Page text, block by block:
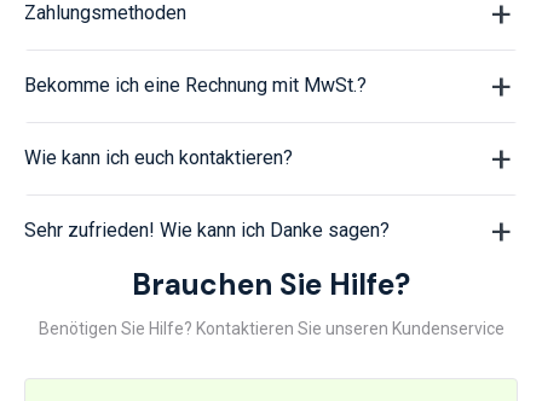
Zahlungsmethoden
Bekomme ich eine Rechnung mit MwSt.?
Wie kann ich euch kontaktieren?
Sehr zufrieden! Wie kann ich Danke sagen?
Brauchen Sie Hilfe?
Benötigen Sie Hilfe? Kontaktieren Sie unseren Kundenservice